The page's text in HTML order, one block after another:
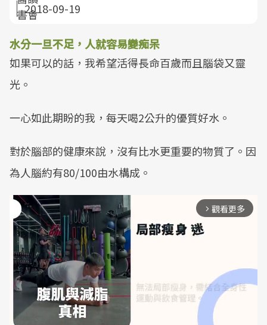
2018-09-19
水分一旦不足，人就容易變痴呆
如果可以的話，我希望活得長命百歲而且腦袋又靈
光。
一心如此期盼的我，每天喝2公升的優質好水。
對於腦部的健康來說，沒有比水更重要的物質了。因
為人腦約有80/100由水構成。
arrow_forward_ios 觀看更多